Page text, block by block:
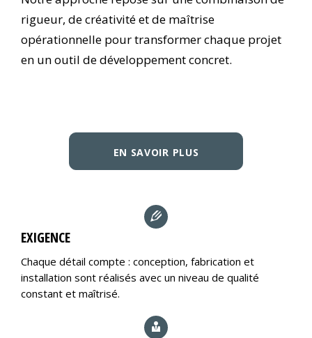
rigueur, de créativité et de maîtrise
opérationnelle pour transformer chaque projet
en un outil de développement concret.
EN SAVOIR PLUS
EXIGENCE
Chaque détail compte : conception, fabrication et
installation sont réalisés avec un niveau de qualité
constant et maîtrisé.